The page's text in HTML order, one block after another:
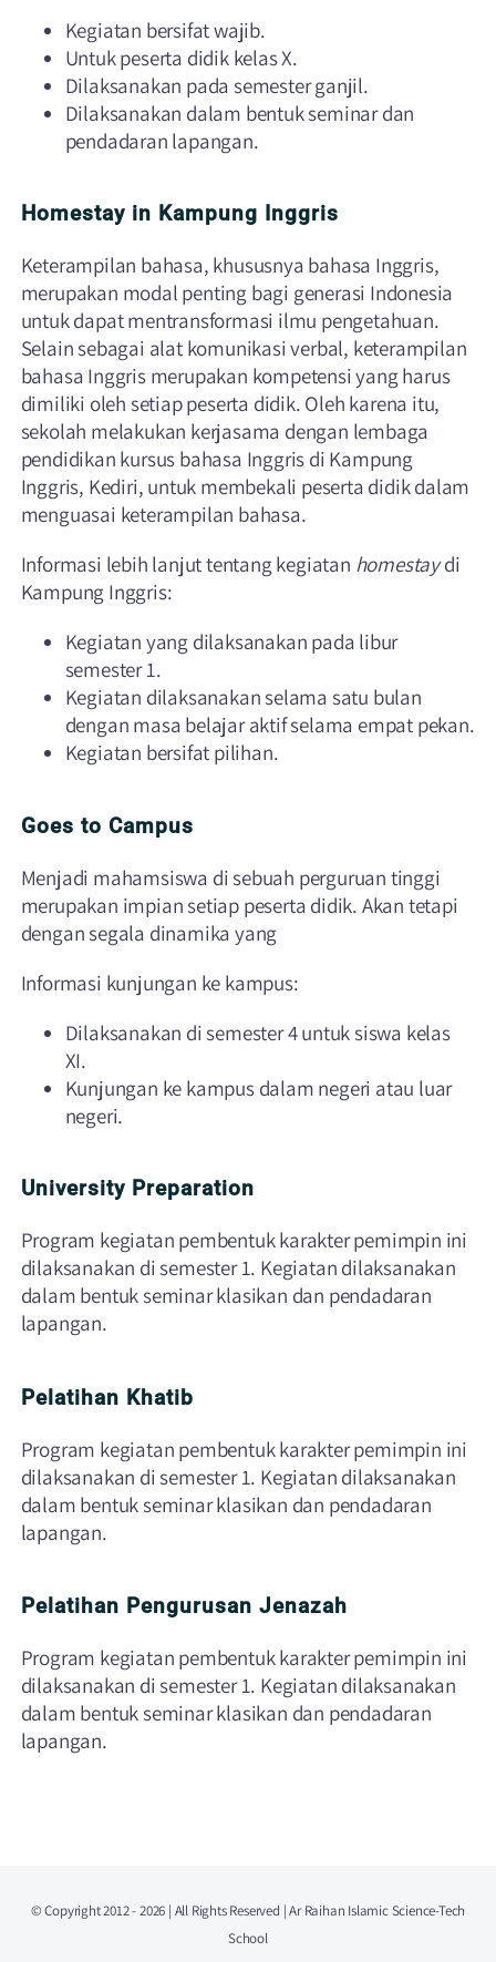
Kegiatan bersifat wajib.
Untuk peserta didik kelas X.
Dilaksanakan pada semester ganjil.
Dilaksanakan dalam bentuk seminar dan
pendadaran lapangan.
Homestay in Kampung Inggris
Keterampilan bahasa, khususnya bahasa Inggris,
merupakan modal penting bagi generasi Indonesia
untuk dapat mentransformasi ilmu pengetahuan.
Selain sebagai alat komunikasi verbal, keterampilan
bahasa Inggris merupakan kompetensi yang harus
dimiliki oleh setiap peserta didik. Oleh karena itu,
sekolah melakukan kerjasama dengan lembaga
pendidikan kursus bahasa Inggris di Kampung
Inggris, Kediri, untuk membekali peserta didik dalam
menguasai keterampilan bahasa.
Informasi lebih lanjut tentang kegiatan homestaydi
Kampung Inggris:
Kegiatan yang dilaksanakan pada libur
semester 1.
Kegiatan dilaksanakan selama satu bulan
dengan masa belajar aktif selama empat pekan.
Kegiatan bersifat pilihan.
Goes to Campus
Menjadi mahamsiswa di sebuah perguruan tinggi
merupakan impian setiap peserta didik. Akan tetapi
dengan segala dinamika yang
Informasi kunjungan ke kampus:
Dilaksanakan di semester 4 untuk siswa kelas
XI.
Kunjungan ke kampus dalam negeri atau luar
negeri.
University Preparation
Program kegiatan pembentuk karakter pemimpin ini
dilaksanakan di semester 1. Kegiatan dilaksanakan
dalam bentuk seminar klasikan dan pendadaran
lapangan.
Pelatihan Khatib
Program kegiatan pembentuk karakter pemimpin ini
dilaksanakan di semester 1. Kegiatan dilaksanakan
dalam bentuk seminar klasikan dan pendadaran
lapangan.
Pelatihan Pengurusan Jenazah
Program kegiatan pembentuk karakter pemimpin ini
dilaksanakan di semester 1. Kegiatan dilaksanakan
dalam bentuk seminar klasikan dan pendadaran
lapangan.
© Copyright 2012 - 2026 | All Rights Reserved | Ar Raihan Islamic Science-Tech
School